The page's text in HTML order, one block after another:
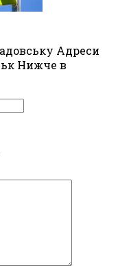
Адреси
Нижче в